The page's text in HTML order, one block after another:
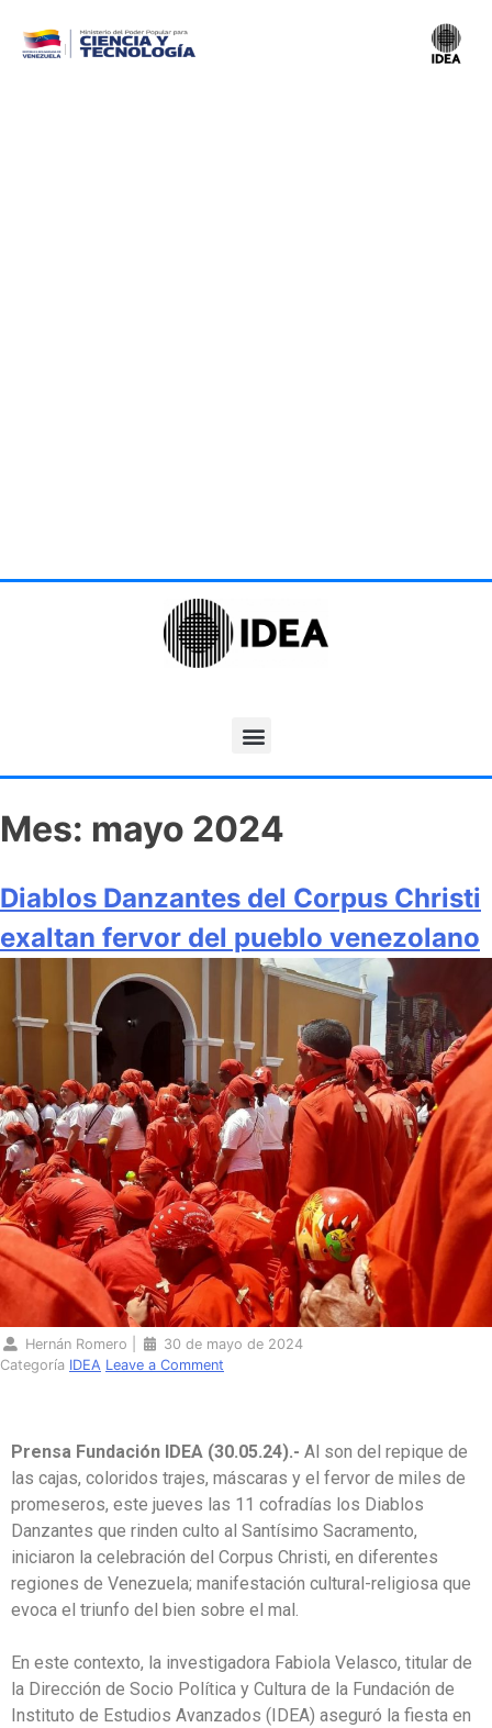
Mes: mayo 2024
Diablos Danzantes del Corpus Christi
exaltan fervor del pueblo venezolano
Hernán Romero
30 de mayo de 2024
Categoría IDEA Leave a Comment
Prensa Fundación IDEA (30.05.24).- Al son del repique de
las cajas, coloridos trajes, máscaras y el fervor de miles de
promeseros, este jueves las 11 cofradías los Diablos
Danzantes que rinden culto al Santísimo Sacramento,
iniciaron la celebración del Corpus Christi, en diferentes
regiones de Venezuela; manifestación cultural-religiosa que
evoca el triunfo del bien sobre el mal.
En este contexto, la investigadora Fabiola Velasco, titular de
la Dirección de Socio Política y Cultura de la Fundación de
Instituto de Estudios Avanzados (IDEA) aseguró la fiesta en